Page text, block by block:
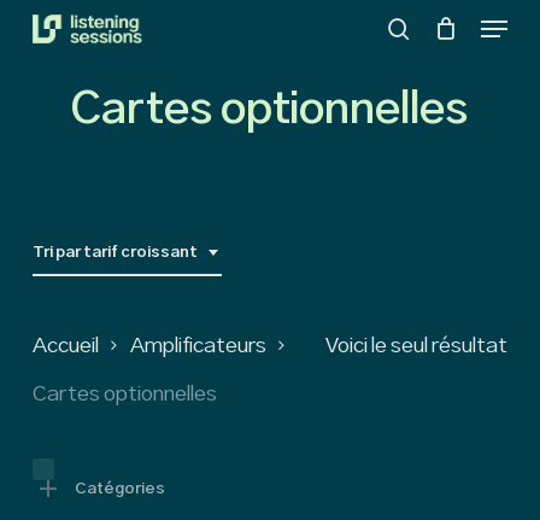
Skip
Menu
Cartes optionnelles
Tri par tarif croissant
Voici le seul résultat
Accueil Amplificateurs
Cartes optionnelles
Catégories